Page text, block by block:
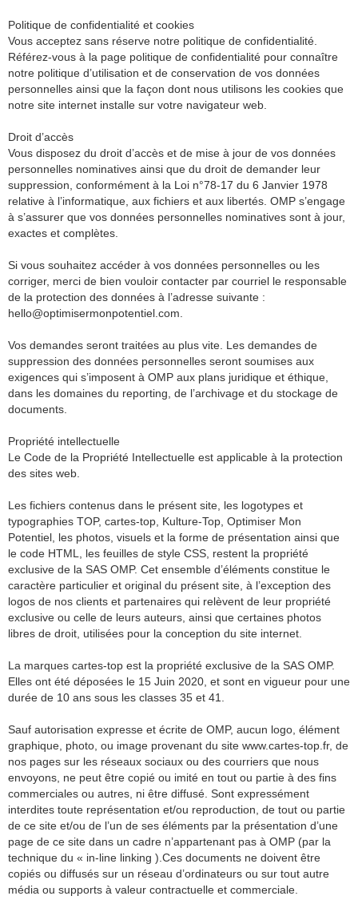
Politique de confidentialité et cookies
Vous acceptez sans réserve notre politique de confidentialité.
Référez-vous à la page politique de confidentialité pour connaître
notre politique d’utilisation et de conservation de vos données
personnelles ainsi que la façon dont nous utilisons les cookies que
notre site internet installe sur votre navigateur web.
Droit d’accès
Vous disposez du droit d’accès et de mise à jour de vos données
personnelles nominatives ainsi que du droit de demander leur
suppression, conformément à la Loi n°78-17 du 6 Janvier 1978
relative à l’informatique, aux fichiers et aux libertés. OMP s’engage
à s’assurer que vos données personnelles nominatives sont à jour,
exactes et complètes.
Si vous souhaitez accéder à vos données personnelles ou les
corriger, merci de bien vouloir contacter par courriel le responsable
de la protection des données à l’adresse suivante :
hello@optimisermonpotentiel.com.
Vos demandes seront traitées au plus vite. Les demandes de
suppression des données personnelles seront soumises aux
exigences qui s’imposent à OMP aux plans juridique et éthique,
dans les domaines du reporting, de l’archivage et du stockage de
documents.
Propriété intellectuelle
Le Code de la Propriété Intellectuelle est applicable à la protection
des sites web.
Les fichiers contenus dans le présent site, les logotypes et
typographies TOP, cartes-top, Kulture-Top, Optimiser Mon
Potentiel, les photos, visuels et la forme de présentation ainsi que
le code HTML, les feuilles de style CSS, restent la propriété
exclusive de la SAS OMP. Cet ensemble d’éléments constitue le
caractère particulier et original du présent site, à l’exception des
logos de nos clients et partenaires qui relèvent de leur propriété
exclusive ou celle de leurs auteurs, ainsi que certaines photos
libres de droit, utilisées pour la conception du site internet.
La marques cartes-top est la propriété exclusive de la SAS OMP.
Elles ont été déposées le 15 Juin 2020, et sont en vigueur pour une
durée de 10 ans sous les classes 35 et 41.
Sauf autorisation expresse et écrite de OMP, aucun logo, élément
graphique, photo, ou image provenant du site www.cartes-top.fr, de
nos pages sur les réseaux sociaux ou des courriers que nous
envoyons, ne peut être copié ou imité en tout ou partie à des fins
commerciales ou autres, ni être diffusé. Sont expressément
interdites toute représentation et/ou reproduction, de tout ou partie
de ce site et/ou de l’un de ses éléments par la présentation d’une
page de ce site dans un cadre n’appartenant pas à OMP (par la
technique du « in-line linking ).Ces documents ne doivent être
copiés ou diffusés sur un réseau d’ordinateurs ou sur tout autre
média ou supports à valeur contractuelle et commerciale.